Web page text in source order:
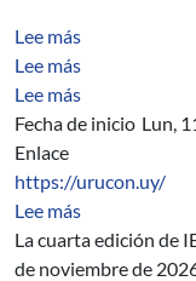
Lee más
Lee más
Lee más
Fecha de inicio Lun,
Enlace
https://urucon.uy/
Lee más
La cuarta edición de
de noviembre de